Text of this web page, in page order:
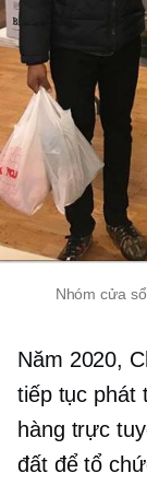
Nhóm cửa
Năm 2020,
tiếp tục phát
hàng trực
đất để tổ